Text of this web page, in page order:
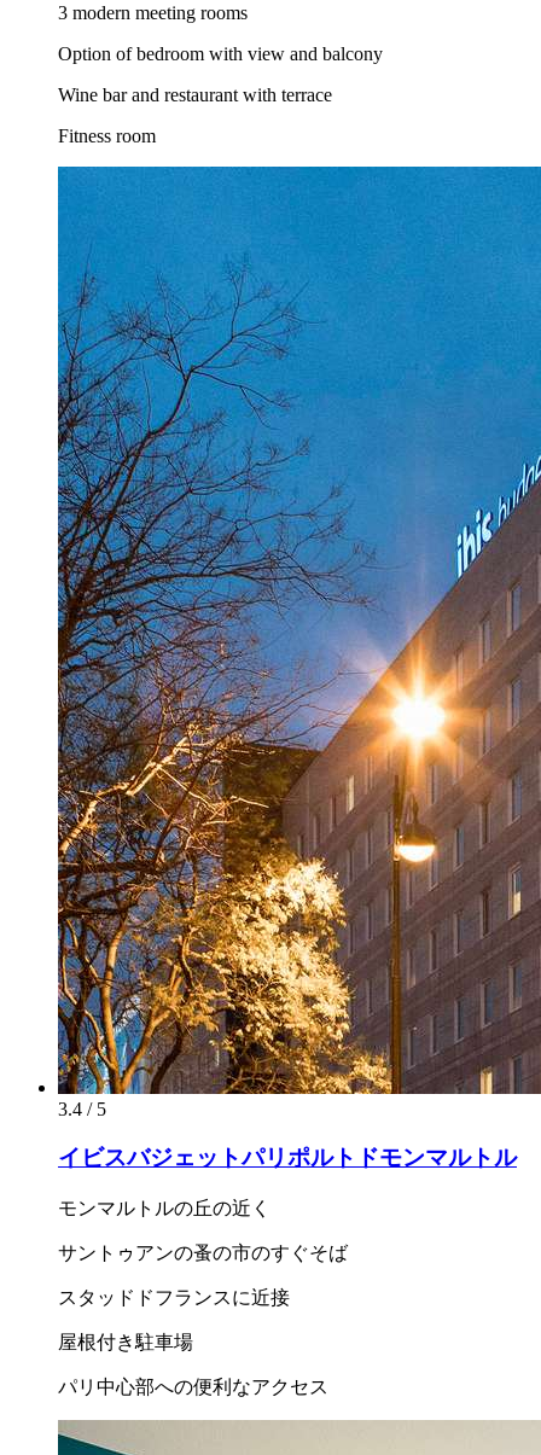
3 modern meeting rooms
Option of bedroom with view and balcony
Wine bar and restaurant with terrace
Fitness room
3.4 / 5
イビスバジェットパリポルトドモンマルトル
モンマルトルの丘の近く
サントゥアンの蚤の市のすぐそば
スタッドドフランスに近接
屋根付き駐車場
パリ中心部への便利なアクセス